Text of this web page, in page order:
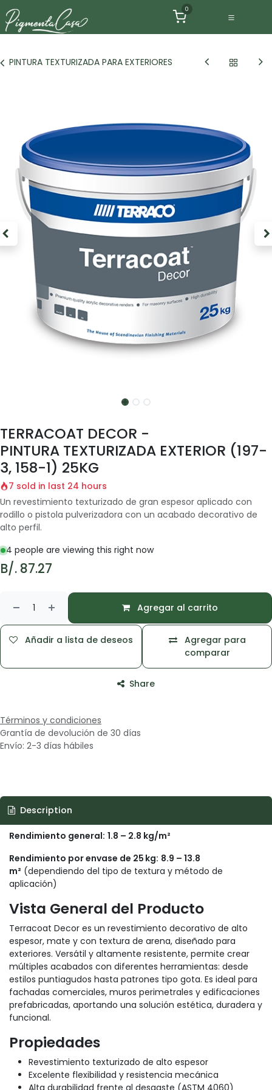
Ir al contenido 0
PINTURA TEXTURIZADA PARA EXTERIORES
TERRACOAT DECOR -
PINTURA TEXTURIZADA EXTERIOR (197-
3, 158-1) 25KG
7 sold in last 24 hours
Un revestimiento texturizado de gran espesor aplicado con
rodillo o pistola pulverizadora con un acabado decorativo de
alto perfil.
4 people are viewing this right now
B/. 87.27
Agregar al carrito
Agregar para
comparar
Añadir a lista de deseos
Share
Términos y condiciones
Grantía de devolución de 30 días
Envío: 2-3 días hábiles
Description
Rendimiento general: 1.8 – 2.8 kg/m²
Rendimiento por envase de 25 kg: 8.9 – 13.8
m² (dependiendo del tipo de textura y método de
aplicación)
Vista General del Producto
Terracoat Decor es un revestimiento decorativo de alto
espesor, mate y con textura de arena, diseñado para
exteriores. Versátil y altamente resistente, permite crear
múltiples acabados con diferentes herramientas: desde
estilos puntiagudos hasta patrones tipo gota. Es ideal para
fachadas comerciales, muros perimetrales y edificaciones
prefabricadas, aportando una solución estética, duradera y
funcional.
Propiedades
Revestimiento texturizado de alto espesor
Excelente flexibilidad y resistencia mecánica
Alta durabilidad frente al desgaste (ASTM 4060)